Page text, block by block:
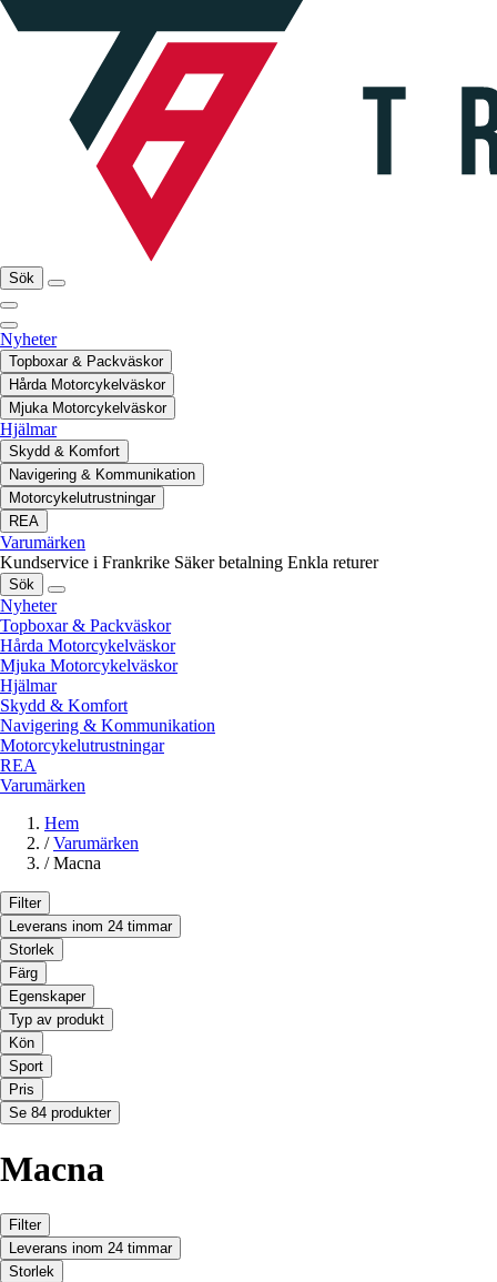
Sök
Nyheter
Topboxar & Packväskor
Hårda Motorcykelväskor
Mjuka Motorcykelväskor
Hjälmar
Skydd & Komfort
Navigering & Kommunikation
Motorcykelutrustningar
REA
Varumärken
Kundservice i Frankrike Säker betalning Enkla returer
Sök
Nyheter
Topboxar & Packväskor
Hårda Motorcykelväskor
Mjuka Motorcykelväskor
Hjälmar
Skydd & Komfort
Navigering & Kommunikation
Motorcykelutrustningar
REA
Varumärken
Hem
/ Varumärken
/ Macna
Filter
Leverans inom 24 timmar
Storlek
Färg
Egenskaper
Typ av produkt
Kön
Sport
Pris
Se 84 produkter
Macna
Filter
Leverans inom 24 timmar
Storlek